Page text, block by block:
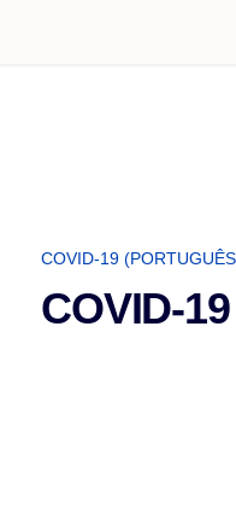
COVID-19
COVID-